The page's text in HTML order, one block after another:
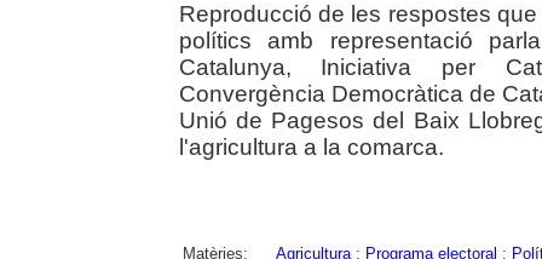
Reproducció de les respostes
polítics amb representació
Catalunya, Iniciativa per
Convergència Democràtica de
Unió de Pagesos del Baix
l'agricultura a la comarca.
Matèries: Agricultura; Programa electoral ;